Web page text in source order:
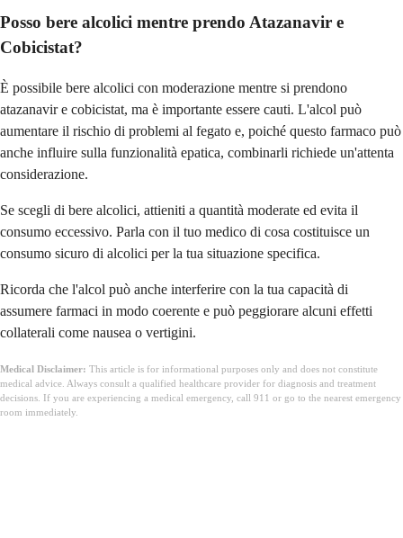
Posso bere alcolici mentre prendo Atazanavir e
Cobicistat?
È possibile bere alcolici con moderazione mentre si prendono
atazanavir e cobicistat, ma è importante essere cauti. L'alcol può
aumentare il rischio di problemi al fegato e, poiché questo farmaco può
anche influire sulla funzionalità epatica, combinarli richiede un'attenta
considerazione.
Se scegli di bere alcolici, attieniti a quantità moderate ed evita il
consumo eccessivo. Parla con il tuo medico di cosa costituisce un
consumo sicuro di alcolici per la tua situazione specifica.
Ricorda che l'alcol può anche interferire con la tua capacità di
assumere farmaci in modo coerente e può peggiorare alcuni effetti
collaterali come nausea o vertigini.
Medical Disclaimer: This article is for informational purposes only and does not constitute
medical advice. Always consult a qualified healthcare provider for diagnosis and treatment
decisions. If you are experiencing a medical emergency, call 911 or go to the nearest emergency
room immediately.